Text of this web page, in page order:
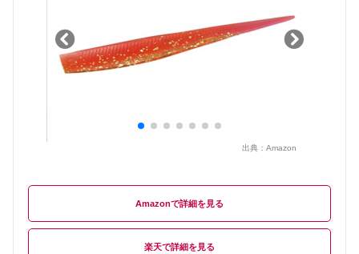
出典： Amazon
Amazon
楽天